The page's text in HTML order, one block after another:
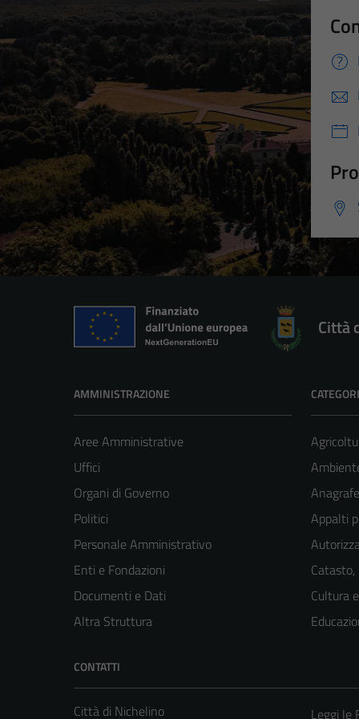
Città
AMMINISTRAZIONE
Aree Amministrative
Uffici
Organi di Governo
Politici
Personale Amministrativo
Enti e Fondazioni
Documenti e Dati
Altra Struttura
Appalti
Cultura
CONTATTI
Città di Nichelino Leggi le